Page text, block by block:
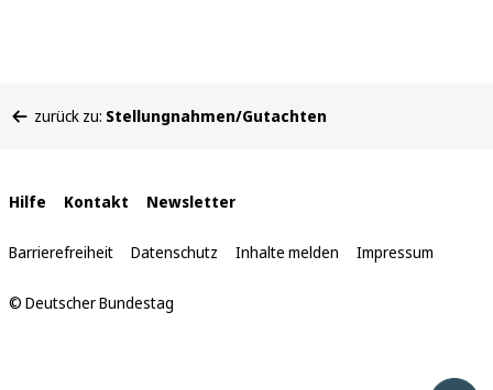
befinden
zurück zu: Stellungnahmen/Gutachten
Interne
Links
Hilfe Kontakt Newsletter
Barrierefreiheit Datenschutz Inhalte melden Impressum
© Deutscher Bundestag